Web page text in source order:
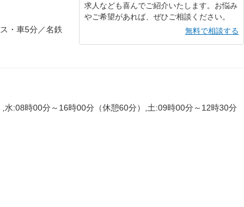
・車5分／名鉄
求人なども喜んでご紹介いたします。お悩み
やご希望があれば、ぜひご相談ください。
無料で相談する
水:08時00分～16時00分（休憩60分）,土:09時00分～12時30分